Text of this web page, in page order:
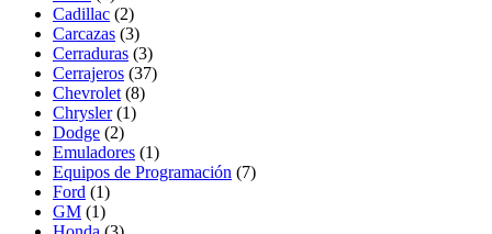
Cadillac (2)
Carcazas (3)
Cerraduras (3)
Cerrajeros (37)
Chevrolet (8)
Chrysler (1)
Dodge (2)
Emuladores (1)
Equipos de Programación (7)
Ford (1)
GM (1)